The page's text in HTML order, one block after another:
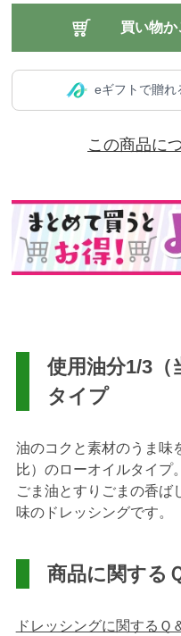
eギフトで贈れ
この商品に
使用油分1/3（
タイプ
油のコクと素材のうま味
比）のローオイルタイプ。
ごま油とすりごまの香ば
味のドレッシングです。
商品に関する
ドレッシングに関するＱ